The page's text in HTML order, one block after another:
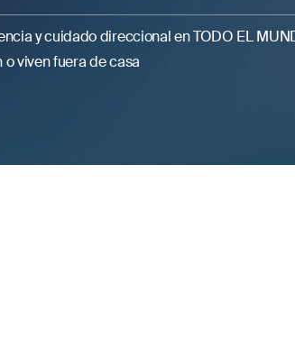
y cuidado direccional en TODO EL
viven fuera de casa